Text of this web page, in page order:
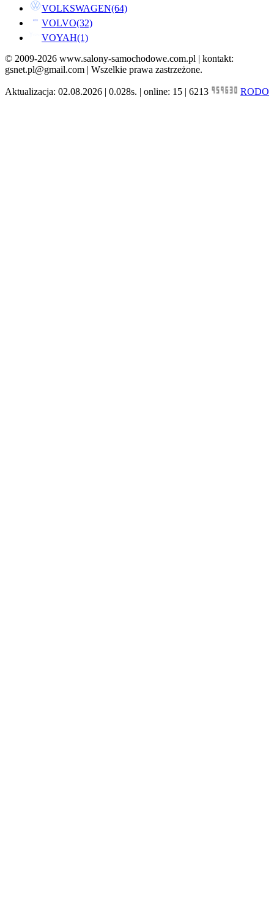
VOLKSWAGEN(64)
VOLVO(32)
VOYAH(1)
© 2009-2026 www.salony-samochodowe.com.pl | kontakt:
gsnet.pl@gmail.com | Wszelkie prawa zastrzeżone.
Aktualizacja: 02.08.2026 | 0.028s. | online: 15 | 6213 RODO